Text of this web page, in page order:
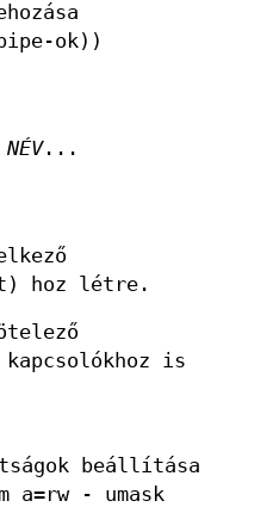
ok))
NÉV...
t) hoz létre.
is
beállítása
a=rw - umask